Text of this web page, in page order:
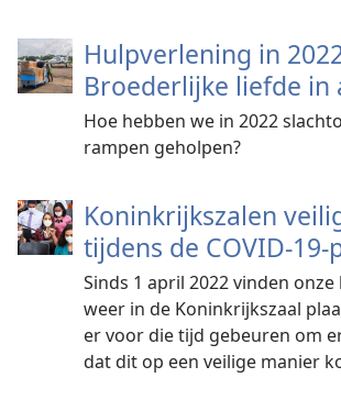
Hulpverlening in
Broederlijke liefde in
Hoe hebben we in 2022
rampen geholpen?
Koninkrijkszalen
tijdens de COVID-
Sinds 1 april 2022 vinden
weer in de Koninkrijkszaal
er voor die tijd gebeuren om
dat dit op een veilige manier